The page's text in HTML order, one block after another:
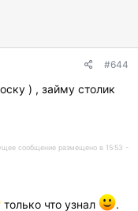
#644
) , займу столик
сообщение размещено в 15:53 -
только что узнал
.